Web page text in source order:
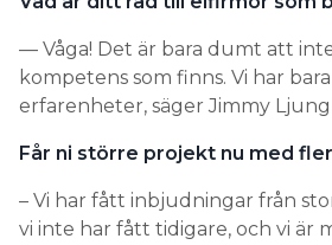
— Våga! Det är bara dumt att
kompetens som finns. Vi har
erfarenheter, säger Jimmy
Får ni större projekt nu med
– Vi har fått inbjudningar från
vi inte har fått tidigare, och vi är